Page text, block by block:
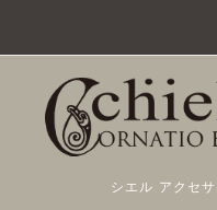
シエル アクセ